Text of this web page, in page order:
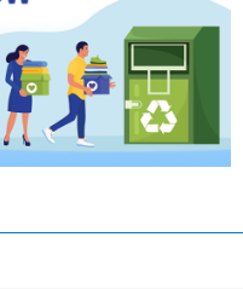
WSPARCIA DZIENNEGO DLA